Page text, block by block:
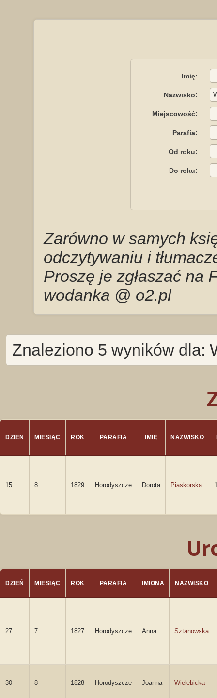
Imię:
Nazwisko:
Miejscowość:
Parafia:
Od roku:
Do roku:
Zarówno w samych
odczytywaniu i
Proszę je zgłaszać na
wodanka @ o2.pl
Znaleziono 5 wyników dla:
DZIEŃ MIESIĄC ROK PARAFIA IMIĘ NAZWISKO
15 8 1829 Horodyszcze Dorota Piaskorska
DZIEŃ MIESIĄC ROK PARAFIA IMIONA NAZWISKO
27 7 1827 Horodyszcze Anna Sztanowska
30 8 1828 Horodyszcze Joanna Wielebicka